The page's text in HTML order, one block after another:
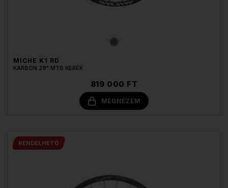
MICHE K1 RD
KARBON 29" MTB KERÉK
819 000 FT
MEGNÉZEM
RENDELHETŐ